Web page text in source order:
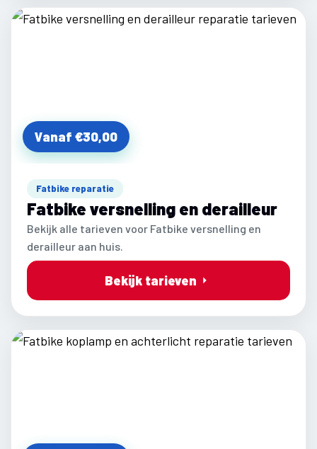
Vanaf €30,00
Fatbike reparatie
Fatbike versnelling en derailleur
Bekijk alle tarieven voor Fatbike versnelling en
derailleur aan huis.
Bekijk tarieven